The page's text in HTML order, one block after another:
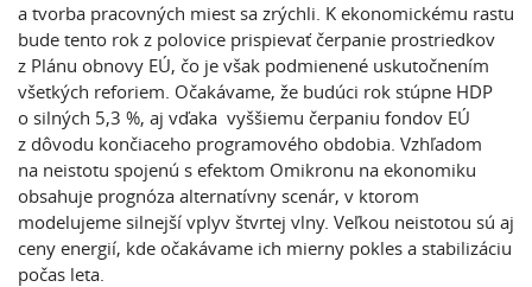
a tvorba pracovných miest sa zrýchli. K ekonomickému rastu
bude tento rok z polovice prispievať čerpanie prostriedkov
z Plánu obnovy EÚ, čo je však podmienené uskutočnením
všetkých reforiem. Očakávame, že budúci rok stúpne HDP
o silných 5,3 %, aj vďaka vyššiemu čerpaniu fondov EÚ
z dôvodu končiaceho programového obdobia. Vzhľadom
na neistotu spojenú s efektom Omikronu na ekonomiku
obsahuje prognóza alternatívny scenár, v ktorom
modelujeme silnejší vplyv štvrtej vlny. Veľkou neistotou sú aj
ceny energií, kde očakávame ich mierny pokles a stabilizáciu
počas leta.